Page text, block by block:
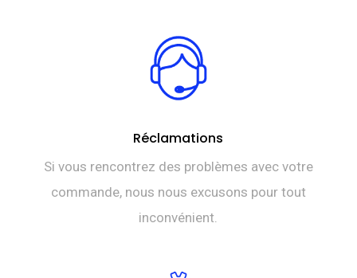
Réclamations
Si vous rencontrez des problèmes avec votre
commande, nous nous excusons pour tout
inconvénient.